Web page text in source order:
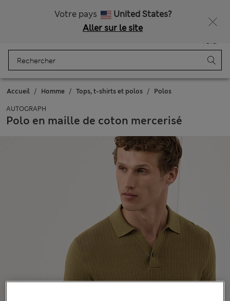
Votre pays
United States?
Aller sur le site
Panier
Accueil Homme Tops, t-shirts et polos Polos
AUTOGRAPH
Polo en maille de coton mercerisé